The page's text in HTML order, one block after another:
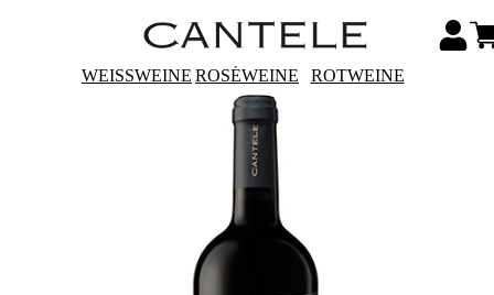
WEISSWEINE ROSÉWEINE ROTWEINE